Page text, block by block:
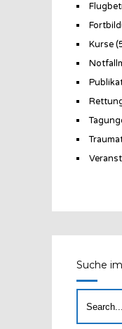
Kurse
Suche